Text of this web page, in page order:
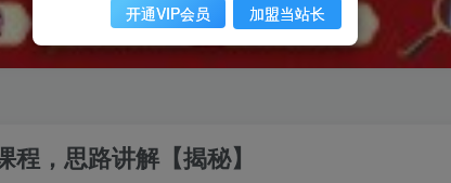
程，思路讲解【揭秘】
开通VIP会员 加盟当站长